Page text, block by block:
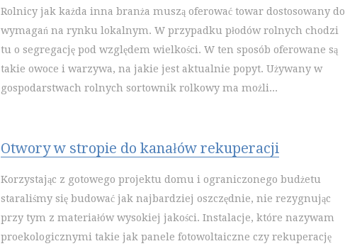
Rolnicy jak każda inna branża muszą oferować towar dostosowany do
wymagań na rynku lokalnym. W przypadku płodów rolnych chodzi
tu o segregację pod względem wielkości. W ten sposób oferowane są
takie owoce i warzywa, na jakie jest aktualnie popyt. Używany w
gospodarstwach rolnych sortownik rolkowy ma możli...
Otwory w stropie do kanałów rekuperacji
Korzystając z gotowego projektu domu i ograniczonego budżetu
staraliśmy się budować jak najbardziej oszczędnie, nie rezygnując
przy tym z materiałów wysokiej jakości. Instalacje, które nazywam
proekologicznymi takie jak panele fotowoltaiczne czy rekuperację